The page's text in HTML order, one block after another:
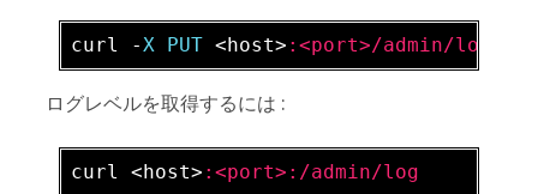
curl -X PUT <host> :<port>/admin/
ログレベルを取得するには :
curl <host> :<port> :/admin/log